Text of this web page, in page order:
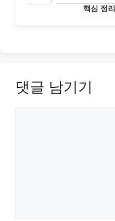
핵심 정리
댓글 남기기